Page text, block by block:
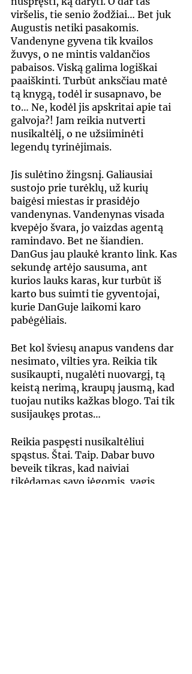
viršelis, tie senio žodžiai… Bet juk
Augustis netiki pasakomis.
Vandenyne gyvena tik kvailos
žuvys, o ne mintis valdančios
pabaisos. Viską galima logiškai
paaiškinti. Turbūt anksčiau matė
tą knygą, todėl ir susapnavo, be
to… Ne, kodėl jis apskritai apie tai
galvoja?! Jam reikia nutverti
nusikaltėlį, o ne užsiiminėti
legendų tyrinėjimais.
Jis sulėtino žingsnį. Galiausiai
sustojo prie turėklų, už kurių
baigėsi miestas ir prasidėjo
vandenynas. Vandenynas visada
kvepėjo švara, jo vaizdas agentą
ramindavo. Bet ne šiandien.
DanGus jau plaukė kranto link. Kas
sekundę artėjo sausuma, ant
kurios lauks karas, kur turbūt iš
karto bus suimti tie gyventojai,
kurie DanGuje laikomi karo
pabėgėliais.
Bet kol šviesų anapus vandens dar
nesimato, vilties yra. Reikia tik
susikaupti, nugalėti nuovargį, tą
keistą nerimą, kraupų jausmą, kad
tuojau nutiks kažkas blogo. Tai tik
susijaukęs protas…
Reikia paspęsti nusikaltėliui
spąstus. Štai. Taip. Dabar buvo
beveik tikras, kad naiviai
tikėdamas savo jėgomis, vagis